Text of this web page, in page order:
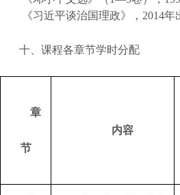
《习近平谈治国理政》， 2014年
十、课程各章节学时分配
章
节
内容